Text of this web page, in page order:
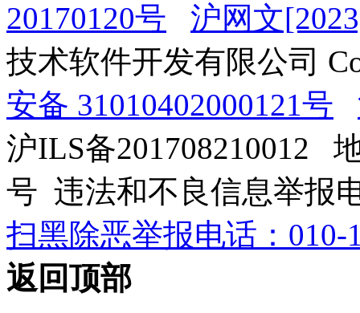
20170120号
沪网文
技术软件开发有限公司
安备 31010402000121号
沪ILS备201708210012
号 违法和不良信息举报
扫黑除恶举报电话：010-
返回顶部